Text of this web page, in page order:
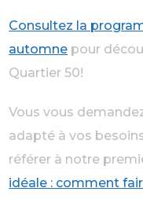
Consultez la
automne pour
Quartier 50!
Vous vous
adapté à vos
référer à notre
idéale : comment